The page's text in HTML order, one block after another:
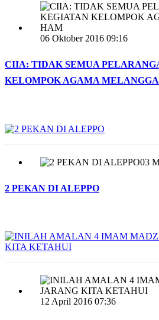
06 Oktober 2016 09:16
CIIA: TIDAK SEMUA
KELOMPOK AGAMA
03
2 PEKAN DI ALEPPO
12 April 2016 07:36